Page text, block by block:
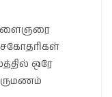
இளைஞரை
ஒரே